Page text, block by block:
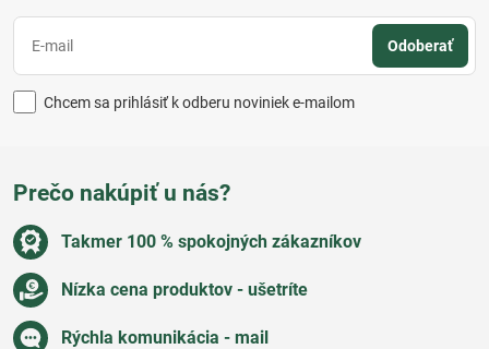
Odoberať
Chcem sa prihlásiť k odberu noviniek e-mailom
Prečo nakúpiť u nás?
Takmer 100 % spokojných zákazníkov
Nízka cena produktov - ušetríte
Rýchla komunikácia - mail